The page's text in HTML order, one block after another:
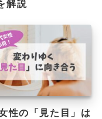
解説
性の「見た目」は